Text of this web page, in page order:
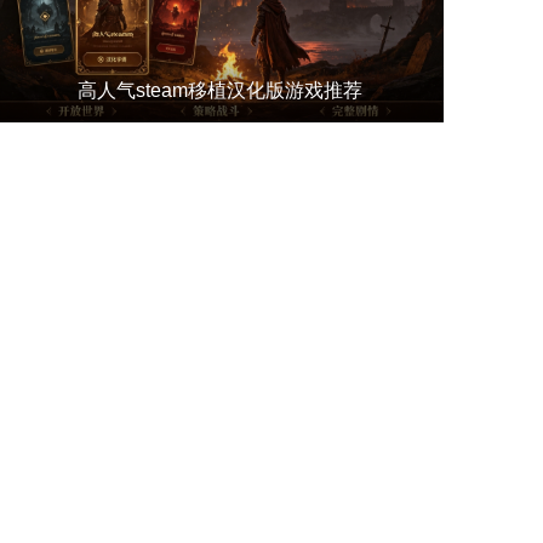
高人气steam移植汉化版游戏推荐